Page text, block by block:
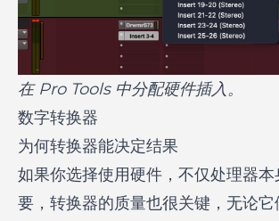
在 Pro Tools 中分配硬件插入。
数字转换器
为何转换器能决定结果
如果你选择使用硬件，不仅处理器
要，转换器的质量也很关键，无论